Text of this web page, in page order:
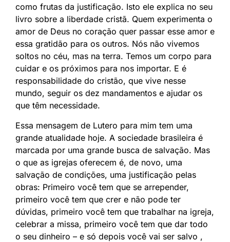
como frutas da justificação. Isto ele explica no seu
livro sobre a liberdade cristã. Quem experimenta o
amor de Deus no coração quer passar esse amor e
essa gratidão para os outros. Nós não vivemos
soltos no céu, mas na terra. Temos um corpo para
cuidar e os próximos para nos importar. E é
responsabilidade do cristão, que vive nesse
mundo, seguir os dez mandamentos e ajudar os
que têm necessidade.
Essa mensagem de Lutero para mim tem uma
grande atualidade hoje. A sociedade brasileira é
marcada por uma grande busca de salvação. Mas
o que as igrejas oferecem é, de novo, uma
salvação de condições, uma justificação pelas
obras: Primeiro você tem que se arrepender,
primeiro você tem que crer e não pode ter
dúvidas, primeiro você tem que trabalhar na igreja,
celebrar a missa, primeiro você tem que dar todo
o seu dinheiro – e só depois você vai ser salvo ,